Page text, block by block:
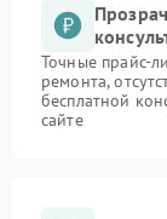
Точные прайс-
ремонта,
бесплатной
сайте